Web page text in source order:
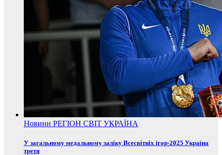
Новини РЕГІОН СВІТ УКРАЇНА
У загальному медальному заліку Всесвітніх ігор-2025 Україна
третя